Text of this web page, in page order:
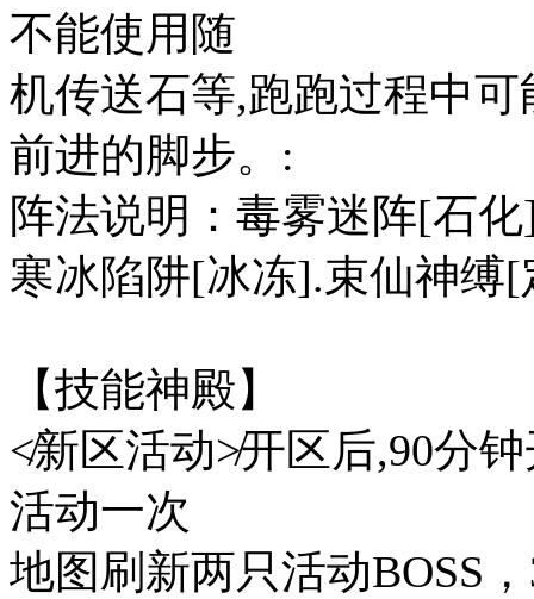
不能使用随
机传送石等,跑跑过程中
前进的脚步。:
阵法说明：毒雾迷阵[石
寒冰陷阱[冰冻].束仙神缚
【技能神殿】
≮新区活动≯开区后,90分
活动一次
地图刷新两只活动BOSS